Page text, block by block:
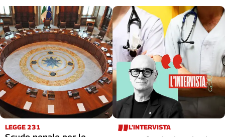
LEGGE 231 L’INTERVISTA